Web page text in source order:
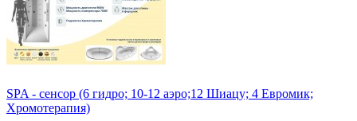
SPA - сенсор (6 гидро; 10-12 аэро;12 Шиацу; 4 Евромик;
Хромотерапия)